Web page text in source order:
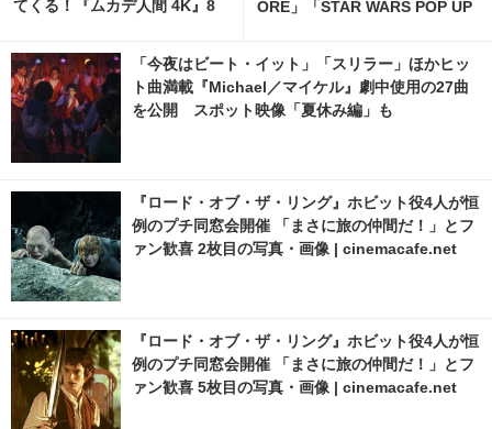
てくる！『ムカデ人間 4K』8
クレームも？”謎”特報解禁
ORE」「STAR WARS POP UP
伊勢丹で開催 2枚目の写真・画
像 | cinemacafe.net
「今夜はビート・イット」「スリラー」ほかヒッ
ト曲満載『Michael／マイケル』劇中使用の27曲
を公開 スポット映像「夏休み編」も
『ロード・オブ・ザ・リング』ホビット役4人が恒
例のプチ同窓会開催 「まさに旅の仲間だ！」とフ
ァン歓喜 2枚目の写真・画像 | cinemacafe.net
『ロード・オブ・ザ・リング』ホビット役4人が恒
例のプチ同窓会開催 「まさに旅の仲間だ！」とフ
ァン歓喜 5枚目の写真・画像 | cinemacafe.net